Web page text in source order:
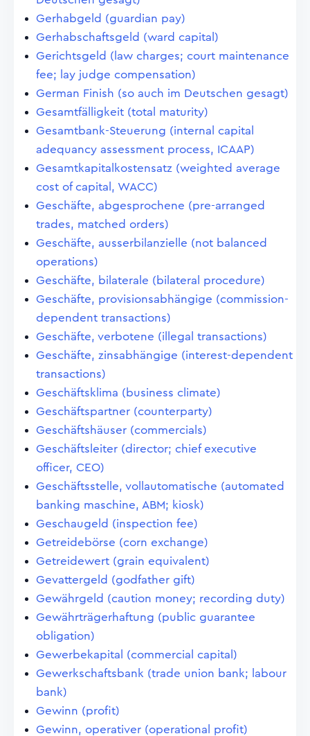
Gerhabgeld (guardian pay)
Gerhabschaftsgeld (ward capital)
Gerichtsgeld (law charges; court maintenance
fee; lay judge compensation)
German Finish (so auch im Deutschen gesagt)
Gesamtfälligkeit (total maturity)
Gesamtbank-Steuerung (internal capital
adequancy assessment process, ICAAP)
Gesamtkapitalkostensatz (weighted average
cost of capital, WACC)
Geschäfte, abgesprochene (pre-arranged
trades, matched orders)
Geschäfte, ausserbilanzielle (not balanced
operations)
Geschäfte, bilaterale (bilateral procedure)
Geschäfte, provisionsabhängige (commission-
dependent transactions)
Geschäfte, verbotene (illegal transactions)
Geschäfte, zinsabhängige (interest-dependent
transactions)
Geschäftsklima (business climate)
Geschäftspartner (counterparty)
Geschäftshäuser (commercials)
Geschäftsleiter (director; chief executive
officer, CEO)
Geschäftsstelle, vollautomatische (automated
banking maschine, ABM; kiosk)
Geschaugeld (inspection fee)
Getreidebörse (corn exchange)
Getreidewert (grain equivalent)
Gevattergeld (godfather gift)
Gewährgeld (caution money; recording duty)
Gewährträgerhaftung (public guarantee
obligation)
Gewerbekapital (commercial capital)
Gewerkschaftsbank (trade union bank; labour
bank)
Gewinn (profit)
Gewinn, operativer (operational profit)